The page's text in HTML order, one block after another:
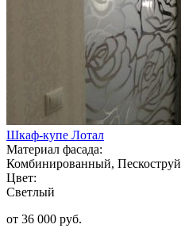
Шкаф-купе Лотал
Материал фасада:
Комбинированный, Пескоструй
Цвет:
Светлый
от 36 000 руб.